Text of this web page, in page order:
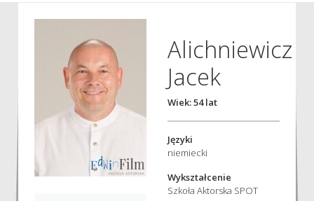
Alichniewicz
Jacek
Wiek: 54 lat
Języki
niemiecki
Wykształcenie
Szkoła Aktorska SPOT